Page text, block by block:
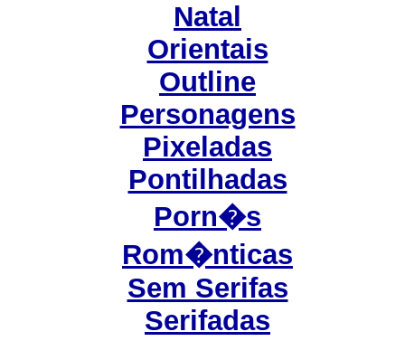
Natal
Orientais
Outline
Personagens
Pixeladas
Pontilhadas
Porn�s
Rom�nticas
Sem Serifas
Serifadas